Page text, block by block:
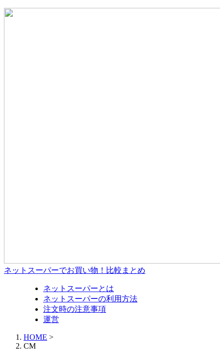
ネットスーパーでお買い物！比較まとめ
ネットスーパーとは
ネットスーパーの利用方法
注文時の注意事項
運営
HOME >
CM